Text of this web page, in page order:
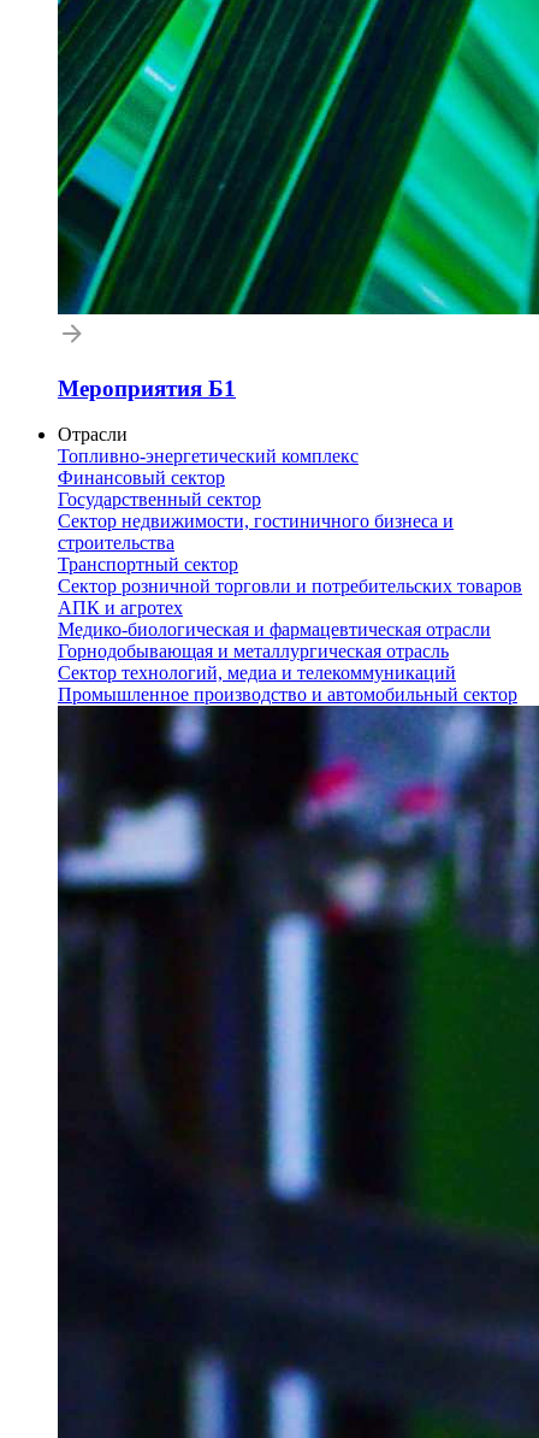
Мероприятия Б1
Отрасли
Топливно-энергетический комплекс
Финансовый сектор
Государственный сектор
Сектор недвижимости, гостиничного бизнеса и
строительства
Транспортный сектор
Сектор розничной торговли и потребительских товаров
АПК и агротех
Медико-биологическая и фармацевтическая отрасли
Горнодобывающая и металлургическая отрасль
Сектор технологий, медиа и телекоммуникаций
Промышленное производство и автомобильный сектор